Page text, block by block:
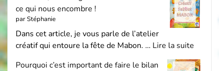
ce qui nous encombre !
par Stéphanie
Dans cet article, je vous parle de l’atelier
créatif qui entoure la fête de Mabon. … Lire la suite
Pourquoi c’est important de faire le bilan